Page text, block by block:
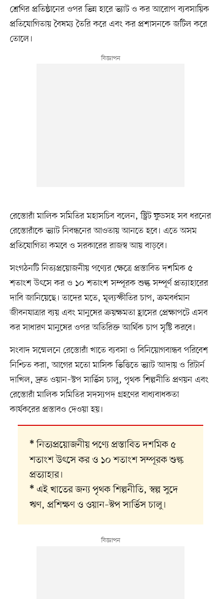
শ্রেণির প্রতিষ্ঠানের ওপর ভিন্ন হারে ভ্যাট ও কর আরোপ ব্যবসায়িক
প্রতিযোগিতায় বৈষম্য তৈরি করে এবং কর প্রশাসনকে জটিল করে
তোলে।
রেস্তোরাঁ মালিক সমিতির মহাসচিব বলেন, স্ট্রিট ফুডসহ সব ধরনের
রেস্তোরাঁকে ভ্যাট নিবন্ধনের আওতায় আনতে হবে। এতে অসম
প্রতিযোগিতা কমবে ও সরকারের রাজস্ব আয় বাড়বে।
সংগঠনটি নিত্যপ্রয়োজনীয় পণ্যের ক্ষেত্রে প্রস্তাবিত দশমিক ৫
শতাংশ উৎসে কর ও ১০ শতাংশ সম্পূরক শুল্ক সম্পূর্ণ প্রত্যাহারের
দাবি জানিয়েছে। তাদের মতে, মূল্যস্ফীতির চাপ, ক্রমবর্ধমান
জীবনযাত্রার ব্যয় এবং মানুষের ক্রয়ক্ষমতা হ্রাসের প্রেক্ষাপটে এসব
কর সাধারণ মানুষের ওপর অতিরিক্ত আর্থিক চাপ সৃষ্টি করবে।
সংবাদ সম্মেলনে রেস্তোরাঁ খাতে ব্যবসা ও বিনিয়োগবান্ধব পরিবেশ
নিশ্চিত করা, আগের মতো মাসিক ভিত্তিতে ভ্যাট আদায় ও রিটার্ন
দাখিল, দ্রুত ওয়ান–স্টপ সার্ভিস চালু, পৃথক শিল্পনীতি প্রণয়ন এবং
রেস্তোরাঁ মালিক সমিতির সদস্যপদ গ্রহণের বাধ্যবাধকতা
কার্যকরের প্রস্তাবও দেওয়া হয়।
*নিত্যপ্রয়োজনীয় পণ্যে প্রস্তাবিত দশমিক ৫
শতাংশ উৎসে কর ও ১০ শতাংশ সম্পূরক শুল্ক
প্রত্যাহার।
* এই খাতের জন্য পৃথক শিল্পনীতি, স্বল্প সুদে
ঋণ, প্রশিক্ষণ ও ওয়ান–স্টপ সার্ভিস চালু।